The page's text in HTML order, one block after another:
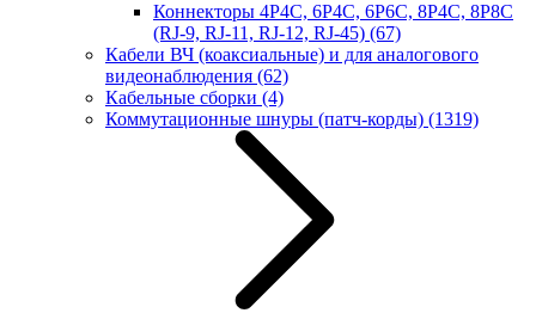
Коннекторы 4P4C, 6P4C, 6P6C, 8P4C, 8P8C
(RJ-9, RJ-11, RJ-12, RJ-45) (67)
Кабели ВЧ (коаксиальные) и для аналогового
видеонаблюдения (62)
Кабельные сборки (4)
Коммутационные шнуры (патч-корды) (1319)